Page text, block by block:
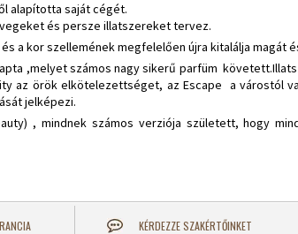
alapította saját cégét.
és persze illatszereket tervez.
a kor szellemének megfelelően újra kitalálja magát
,melyet számos nagy sikerű parfüm
az örök elkötelezettséget, az Escape a várostól
jelképezi.
, mindnek számos verziója született, hogy
KÉRDEZZE SZAKÉRTŐINKET